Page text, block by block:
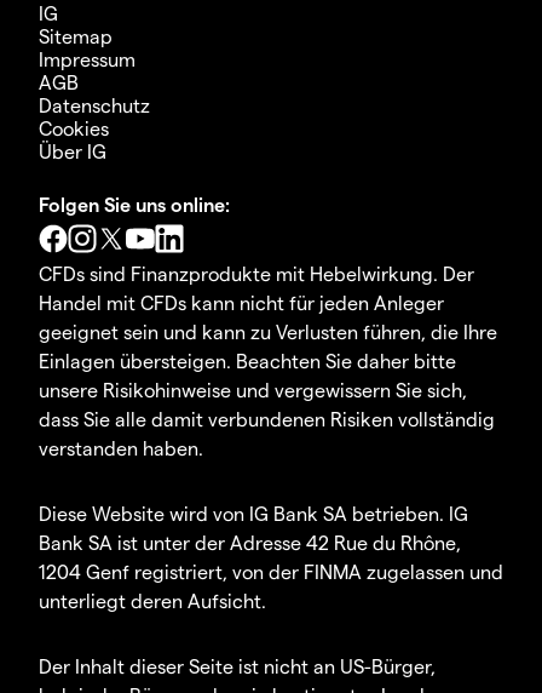
IG
Sitemap
Impressum
AGB
Datenschutz
Cookies
Über IG
Folgen Sie uns online:
CFDs sind Finanzprodukte mit Hebelwirkung. Der
Handel mit CFDs kann nicht für jeden Anleger
geeignet sein und kann zu Verlusten führen, die Ihre
Einlagen übersteigen. Beachten Sie daher bitte
unsere Risikohinweise und vergewissern Sie sich,
dass Sie alle damit verbundenen Risiken vollständig
verstanden haben.
Diese Website wird von IG Bank SA betrieben. IG
Bank SA ist unter der Adresse 42 Rue du Rhône,
1204 Genf registriert, von der FINMA zugelassen und
unterliegt deren Aufsicht.
Der Inhalt dieser Seite ist nicht an US-Bürger,